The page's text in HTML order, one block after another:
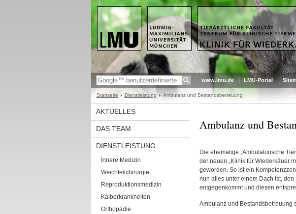
www.lmu.de LMU-Portal
Startseite Dienstleistung Ambulanz und Bestandsbetreuung
AKTUELLES
DAS TEAM
DIENSTLEISTUNG
Innere Medizin
Weichteilchirurgie
Reproduktionsmedizin
Kälberkrankheiten
Orthopädie
Ambulanz und
Die ehemalige „Ambulatorische
der neuen „Klinik für Wiederkäuer
geworden. So ist ein
nun alles unter einem Dach ist,
entgegenkommt und diesen
Ambulanz und Bestandsbetreuung